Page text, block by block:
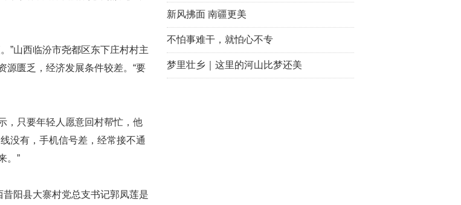
”山西临汾市尧都区东下庄村村主
源匮乏，经济发展条件较差。“要
，只要年轻人愿意回村帮忙，他
没有，手机信号差，经常接不通
。”
昔阳县大寨村党总支书记郭凤莲是
新风拂面 南疆更美
不怕事难干，就怕心不专
梦里壮乡｜这里的河山比梦还美